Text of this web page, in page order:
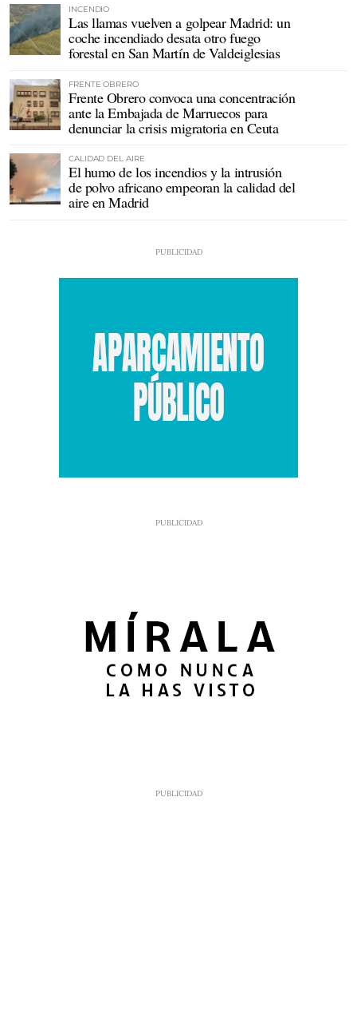
INCENDIO
Las llamas vuelven a golpear Madrid: un
coche incendiado desata otro fuego
forestal en San Martín de Valdeiglesias
FRENTE OBRERO
Frente Obrero convoca una concentración
ante la Embajada de Marruecos para
denunciar la crisis migratoria en Ceuta
CALIDAD DEL AIRE
El humo de los incendios y la intrusión
de polvo africano empeoran la calidad del
aire en Madrid